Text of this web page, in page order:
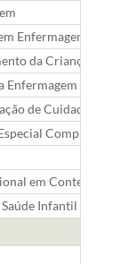
Enfermagem de
da Criança
de
de Cuidados à
em Contextos
Infantil e